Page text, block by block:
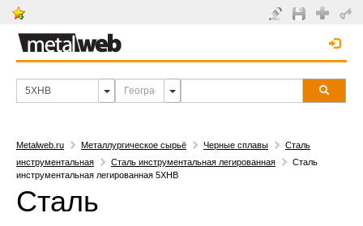
Metalweb.ru Металлургическое сырьё Черные сплавы
Сталь
инструментальная
Сталь инструментальная легированная
Сталь
инструментальная легированная 5ХНВ
Сталь